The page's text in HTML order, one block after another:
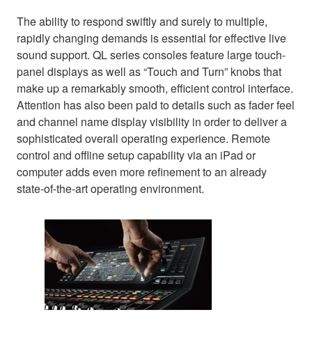
The ability to respond swiftly and surely to multiple,
rapidly changing demands is essential for effective live
sound support. QL series consoles feature large touch-
panel displays as well as “Touch and Turn” knobs that
make up a remarkably smooth, efficient control interface.
Attention has also been paid to details such as fader feel
and channel name display visibility in order to deliver a
sophisticated overall operating experience. Remote
control and offline setup capability via an iPad or
computer adds even more refinement to an already
state-of-the-art operating environment.